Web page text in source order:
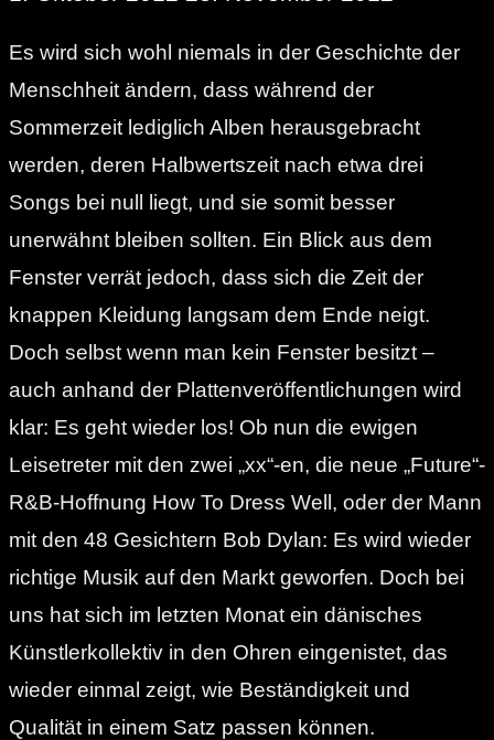
Es wird sich wohl niemals in der Geschichte der
Menschheit ändern, dass während der
Sommerzeit lediglich Alben herausgebracht
werden, deren Halbwertszeit nach etwa drei
Songs bei null liegt, und sie somit besser
unerwähnt bleiben sollten. Ein Blick aus dem
Fenster verrät jedoch, dass sich die Zeit der
knappen Kleidung langsam dem Ende neigt.
Doch selbst wenn man kein Fenster besitzt –
auch anhand der Plattenveröffentlichungen wird
klar: Es geht wieder los! Ob nun die ewigen
Leisetreter mit den zwei „xx“-en, die neue „Future“-
R&B-Hoffnung How To Dress Well, oder der Mann
mit den 48 Gesichtern Bob Dylan: Es wird wieder
richtige Musik auf den Markt geworfen. Doch bei
uns hat sich im letzten Monat ein dänisches
Künstlerkollektiv in den Ohren eingenistet, das
wieder einmal zeigt, wie Beständigkeit und
Qualität in einem Satz passen können.